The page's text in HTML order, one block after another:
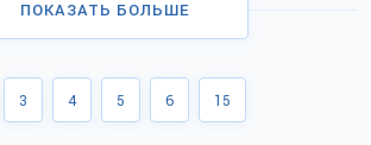
ПОКАЗАТЬ БОЛЬШЕ
3 4 5 6 15